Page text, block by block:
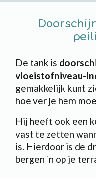
De tank is
vloeistofniveau-
gemakkelijk kunt
hoe ver je hem
Hij heeft ook een
vast te zetten
is. Hierdoor is de
bergen in op je